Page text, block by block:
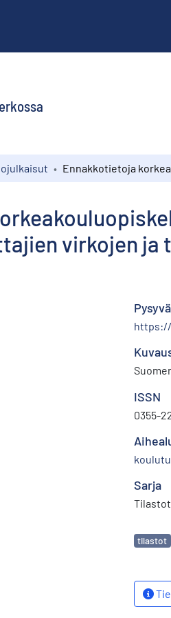
virkojen ja
https://
ISSN
0355-
Sarja
tilastot